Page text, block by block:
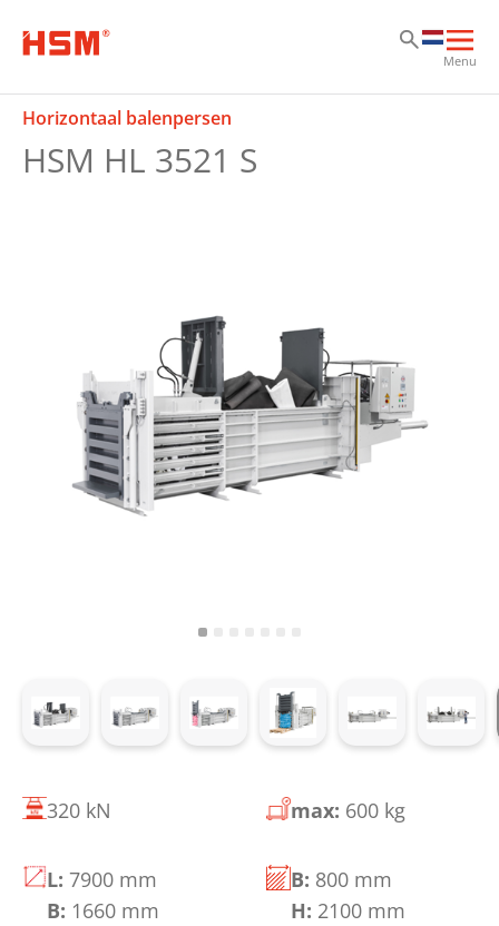
Menu
Horizontaal balenpersen
HSM HL 3521 S
320 kN max: 600 kg
L: 7900 mm
B: 1660 mm
B: 800 mm
H: 2100 mm